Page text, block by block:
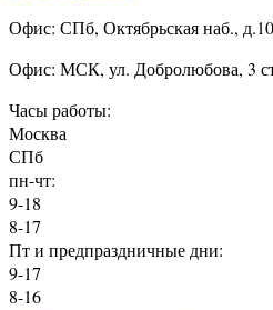
Офис: СПб, Октябрьская наб.,
Офис: МСК, ул. Добролюбова, 3
Часы работы:
Москва
СПб
пн-чт:
9-18
8-17
Пт и предпраздничные дни:
9-17
8-16